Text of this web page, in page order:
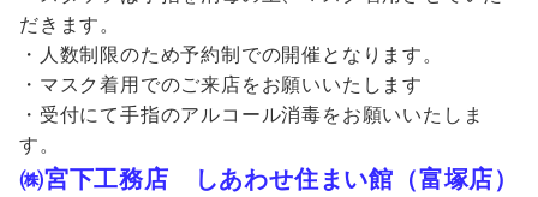
だきます。
・人数制限のため予約制での開催となります。
・マスク着用でのご来店をお願いいたします
・受付にて手指のアルコール消毒をお願いいたしま
す。
㈱宮下工務店 しあわせ住まい館（富塚店）